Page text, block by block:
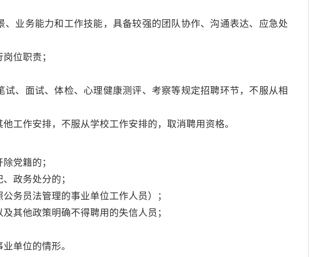
业务能力和工作技能，具备较强的团队协作、沟通表达、应急处
位职责；
、面试、体检、心理健康测评、考察等规定招聘环节，不服从相
工作安排，不服从学校工作安排的，取消聘用资格。
党籍的；
政务处分的；
务员法管理的事业单位工作人员）；
其他政策明确不得聘用的失信人员；
单位的情形。